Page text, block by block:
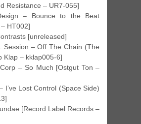
Resistance – UR7-055]
– Bounce to the Beat
HT002]
[unreleased]
Session – Off The Chain (The
Klap – kklap005-6]
– So Much [Ostgut Ton –
I’ve Lost Control (Space Side)
[Record Label Records –